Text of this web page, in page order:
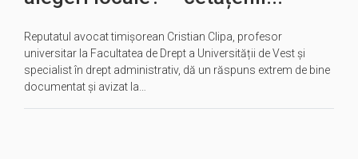
Reputatul avocat timișorean Cristian Clipa, profesor
universitar la Facultatea de Drept a Universității de Vest și
specialist în drept administrativ, dă un răspuns extrem de bine
documentat și avizat la…